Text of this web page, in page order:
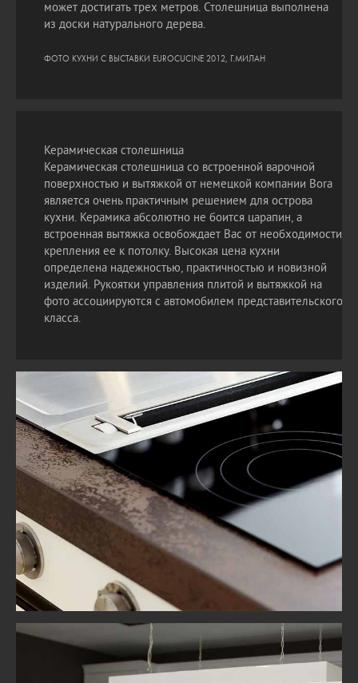
может достигать трех метров. Столешница выполнена
из доски натурального дерева.
ФОТО КУХНИ С ВЫСТАВКИ EUROCUCINE 2012, Г.МИЛАН
Керамическая столешница
Керамическая столешница со встроенной варочной
поверхностью и вытяжкой от немецкой компании Bora
является очень практичным решением для острова
кухни. Керамика абсолютно не боится царапин, а
встроенная вытяжка освобождает Вас от необходимости
крепления ее к потолку. Высокая цена кухни
определена надежностью, практичностью и новизной
изделий. Рукоятки управления плитой и вытяжкой на
фото ассоциируются с автомобилем представительского
класса.